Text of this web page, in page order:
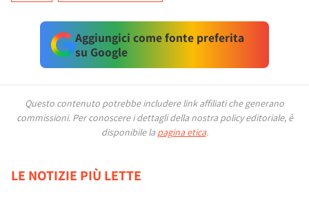
Aggiungici come fonte preferita
su Google
Questo contenuto potrebbe includere link affiliati che generano
commissioni. Per conoscere i dettagli della nostra policy editoriale, è
disponibile la pagina etica.
LE NOTIZIE PIÙ LETTE